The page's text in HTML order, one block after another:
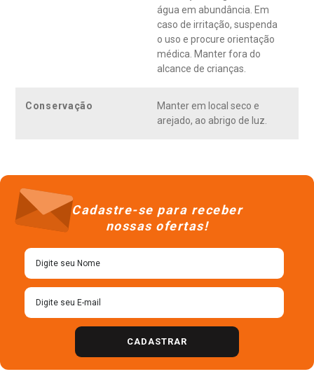
água em abundância. Em
caso de irritação, suspenda
o uso e procure orientação
médica. Manter fora do
alcance de crianças.
Conservação
Manter em local seco e
arejado, ao abrigo de luz.
Cadastre-se para receber
nossas ofertas!
CADASTRAR